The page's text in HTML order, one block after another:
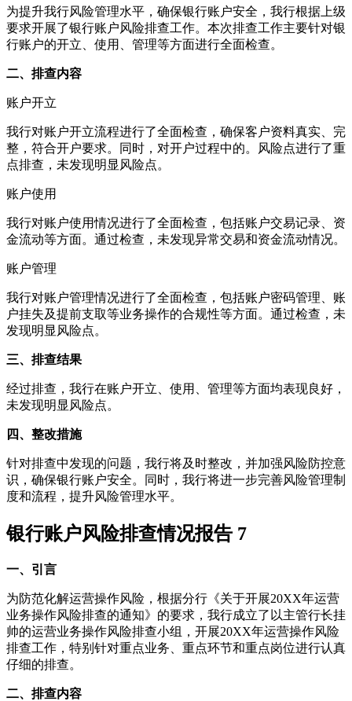
为提升我行风险管理水平，确保银行账户安全，我行根据上级
要求开展了银行账户风险排查工作。本次排查工作主要针对银
行账户的开立、使用、管理等方面进行全面检查。
二、排查内容
账户开立
我行对账户开立流程进行了全面检查，确保客户资料真实、完
整，符合开户要求。同时，对开户过程中的。风险点进行了重
点排查，未发现明显风险点。
账户使用
我行对账户使用情况进行了全面检查，包括账户交易记录、资
金流动等方面。通过检查，未发现异常交易和资金流动情况。
账户管理
我行对账户管理情况进行了全面检查，包括账户密码管理、账
户挂失及提前支取等业务操作的合规性等方面。通过检查，未
发现明显风险点。
三、排查结果
经过排查，我行在账户开立、使用、管理等方面均表现良好，
未发现明显风险点。
四、整改措施
针对排查中发现的问题，我行将及时整改，并加强风险防控意
识，确保银行账户安全。同时，我行将进一步完善风险管理制
度和流程，提升风险管理水平。
银行账户风险排查情况报告 7
一、引言
为防范化解运营操作风险，根据分行《关于开展20XX年运营
业务操作风险排查的通知》的要求，我行成立了以主管行长挂
帅的运营业务操作风险排查小组，开展20XX年运营操作风险
排查工作，特别针对重点业务、重点环节和重点岗位进行认真
仔细的排查。
二、排查内容